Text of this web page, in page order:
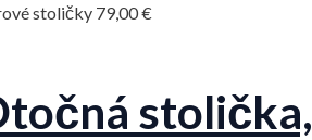
stoličky 79,00€